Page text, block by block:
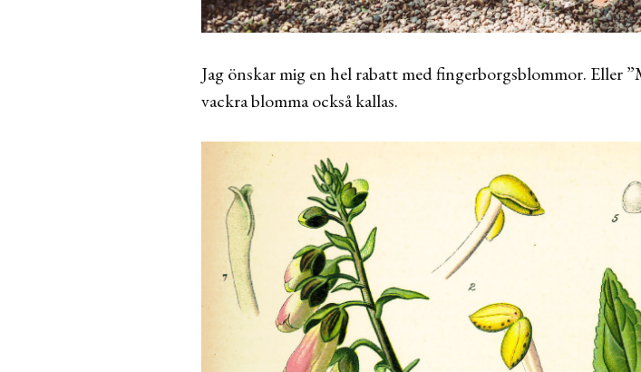
Jag önskar mig en hel rabatt med fingerborgsblommor. Eller
vackra blomma också kallas.